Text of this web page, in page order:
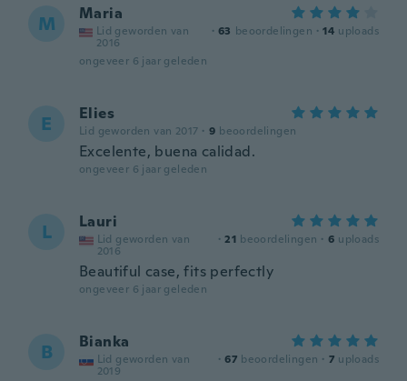
M Maria
Lid geworden van
2016
· 63 beoordelingen · 14 uploads
ongeveer 6 jaar geleden
E Elies
Lid geworden van 2017 · 9 beoordelingen
Excelente, buena calidad.
ongeveer 6 jaar geleden
L Lauri
Lid geworden van
2016
· 21 beoordelingen · 6 uploads
Beautiful case, fits perfectly
ongeveer 6 jaar geleden
B Bianka
Lid geworden van
2019
· 67 beoordelingen · 7 uploads